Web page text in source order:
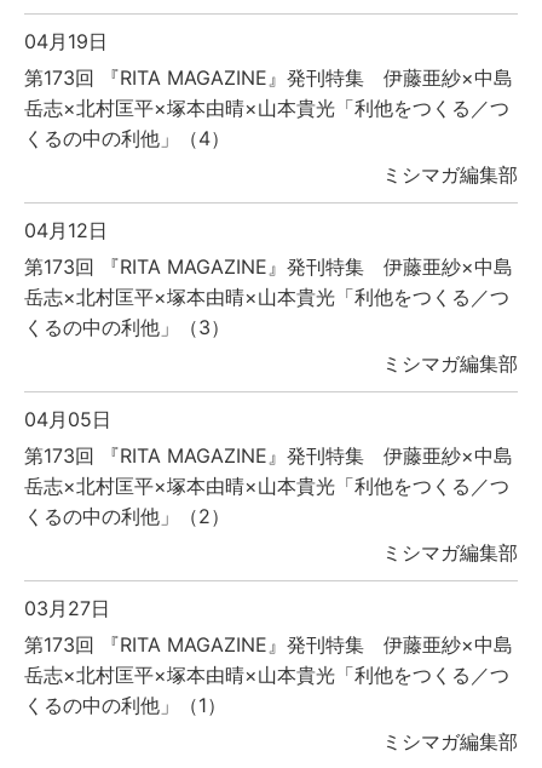
04月19日
第173回 『RITA MAGAZINE』発刊特集 伊藤亜紗×中島
岳志×北村匡平×塚本由晴×山本貴光「利他をつくる／つ
くるの中の利他」（4）
ミシマガ編集部
04月12日
第173回 『RITA MAGAZINE』発刊特集 伊藤亜紗×中島
岳志×北村匡平×塚本由晴×山本貴光「利他をつくる／つ
くるの中の利他」（3）
ミシマガ編集部
04月05日
第173回 『RITA MAGAZINE』発刊特集 伊藤亜紗×中島
岳志×北村匡平×塚本由晴×山本貴光「利他をつくる／つ
くるの中の利他」（2）
ミシマガ編集部
03月27日
第173回 『RITA MAGAZINE』発刊特集 伊藤亜紗×中島
岳志×北村匡平×塚本由晴×山本貴光「利他をつくる／つ
くるの中の利他」（1）
ミシマガ編集部